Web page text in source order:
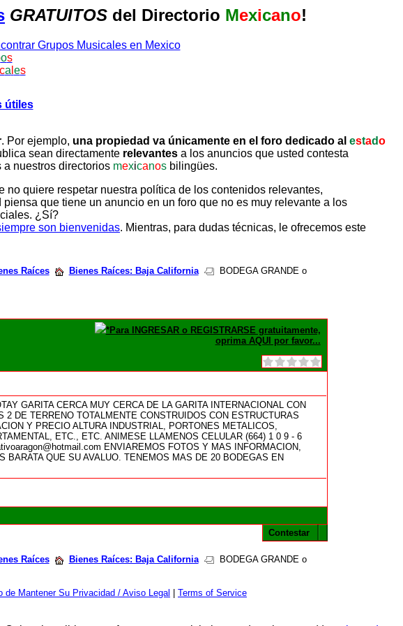
GRATUITOS del Directorio Mexicano!
os
ca es
útiles
. Por ejemplo, una propiedad va únicamente en el foro dedicado al estado
sean directamente relevantes a los anuncios que usted contesta
nuestros directorios mexicanos bilingües.
quiere respetar nuestra política de los contenidos relevantes,
que tiene un anuncio en un foro que no es muy relevante a los
¿Sí?
son bienvenidas. Mientras, para dudas técnicas, le ofrecemos este
Raíces Bienes Raíces: Baja California
BODEGA GRANDE o
*Para INGRESAR o REGISTRARSE gratuitamente,
oprima AQUI por favor...
GARITA CERCA MUY CERCA DE LA GARITA INTERNACIONAL CON
DE TERRENO TOTALMENTE CONSTRUIDOS CON ESTRUCTURAS
Y PRECIO ALTURA INDUSTRIAL, PORTONES METALICOS,
ETC., ETC. ANIMESE LLAMENOS CELULAR (664) 1 0 9 - 6
ENVIAREMOS FOTOS Y MAS INFORMACION,
QUE SU AVALUO. TENEMOS MAS DE 20 BODEGAS EN
Contestar
Raíces Bienes Raíces: Baja California
BODEGA GRANDE o
de Mantener Su Privacidad / Aviso Legal
Terms of Service